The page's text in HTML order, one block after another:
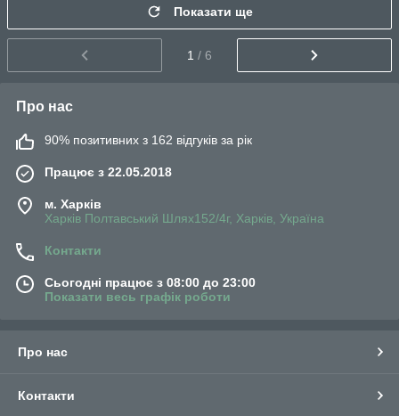
Показати ще
1 / 6
Про нас
90% позитивних з 162 відгуків за рік
Працює з 22.05.2018
м. Харків
Харків Полтавський Шлях152/4г, Харків, Україна
Контакти
Сьогодні працює з 08:00 до 23:00
Показати весь графік роботи
Про нас
Контакти